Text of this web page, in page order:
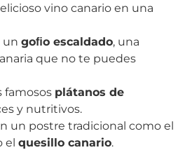
vino canario en una
un goﬁo escaldado, una
que no te puedes
famosos plátanos de
y nutritivos.
un postre tradicional como el
el quesillo canario.